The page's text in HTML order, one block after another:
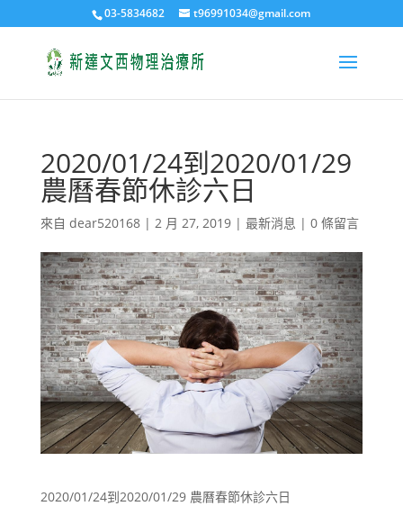
03-5834682 t96991034@gmail.com
2020/01/24到2020/01/29
農曆春節休診六日
來自 dear520168| 2 月 27, 2019| 最新消息 | 0 條留言
2020/01/24到2020/01/29 農曆春節休診六日